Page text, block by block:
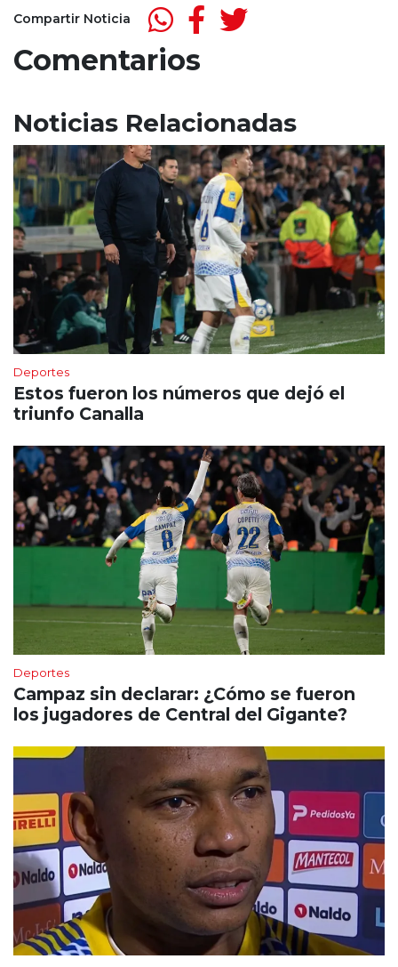
Compartir Noticia
Comentarios
Noticias Relacionadas
Deportes
Estos fueron los números que dejó el
triunfo Canalla
Deportes
Campaz sin declarar: ¿Cómo se fueron
los jugadores de Central del Gigante?